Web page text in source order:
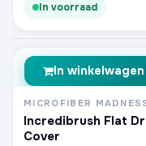
In voorraad
In winkelwagen
MICROFIBER
Incredibrush Flat
Cover